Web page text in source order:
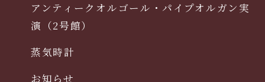
アンティークオルゴール・パイプオルガン実
演（2号館）
蒸気時計
お知らせ